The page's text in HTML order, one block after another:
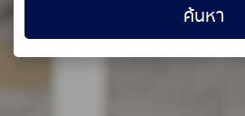
ค้นหา